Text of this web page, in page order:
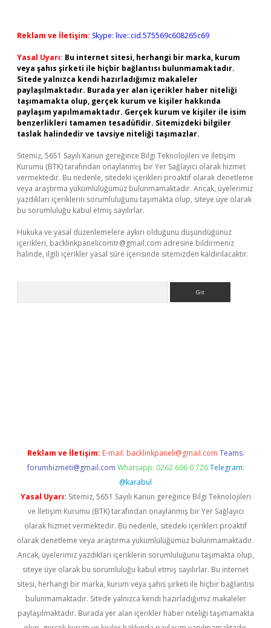
Reklam ve İletişim: Skype: live:.cid.575569c608265c69
Yasal Uyarı: Bu internet sitesi, herhangi bir marka, kurum
veya şahıs şirketi ile hiçbir bağlantısı bulunmamaktadır.
Sitede yalnızca kendi hazırladığımız makaleler
paylaşılmaktadır. Burada yer alan içerikler haber niteliği
taşımamakta olup, gerçek kurum ve kişiler hakkında
paylaşım yapılmamaktadır. Gerçek kurum ve kişiler ile isim
benzerlikleri tamamen tesadüfidir. Sitemizdeki bilgiler
taslak halindedir ve tavsiye niteliği taşımazlar.
Sitemiz, 5651 Sayılı Kanun gereğince Bilgi Teknolojileri ve İletişim
Kurumu (BTK) tarafından onaylanmış bir Yer Sağlayıcı olarak hizmet
vermektedir. Bu nedenle, sitedeki içerikleri proaktif olarak denetleme
veya araştırma yükümlülüğümüz bulunmamaktadır. Ancak, üyelerimiz
yazdıkları içeriklerin sorumluluğunu taşımakta olup, siteye üye olarak
bu sorumluluğu kabul etmiş sayılırlar.
Hukuka ve yasal düzenlemelere aykırı olduğunu düşündüğünüz
içerikleri, backlinkpanelicomtr@gmail.com adresine bildirmeniz
halinde, ilgili içerikler yasal süre içerisinde sitemizden kaldırılacaktır.
Reklam ve İletişim: E-mail: backlinkpaneli@gmail.com Teams:
forumhizmeti@gmail.com Whatsapp: 0262 606 0 726 Telegram:
@karabul
Yasal Uyarı: Sitemiz, 5651 Sayılı Kanun gereğince Bilgi Teknolojileri
ve İletişim Kurumu (BTK) tarafından onaylanmış bir Yer Sağlayıcı
olarak hizmet vermektedir. Bu nedenle, sitedeki içerikleri proaktif
olarak denetleme veya araştırma yükümlülüğümüz bulunmamaktadır.
Ancak, üyelerimiz yazdıkları içeriklerin sorumluluğunu taşımakta olup,
siteye üye olarak bu sorumluluğu kabul etmiş sayılırlar. Bu internet
sitesi, herhangi bir marka, kurum veya şahıs şirketi ile hiçbir bağlantısı
bulunmamaktadır. Sitede yalnızca kendi hazırladığımız makaleler
paylaşılmaktadır. Burada yer alan içerikler haber niteliği taşımamakta